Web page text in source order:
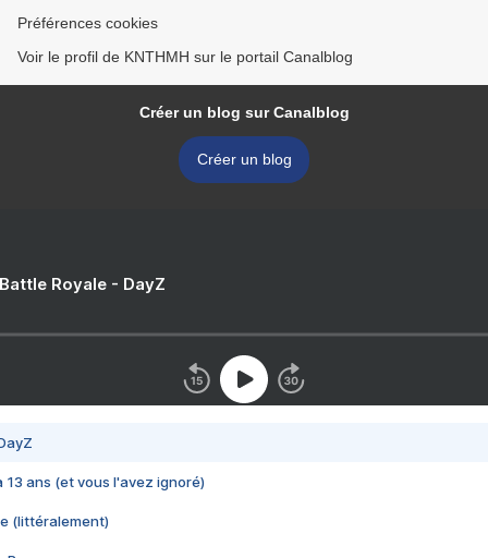
Préférences cookies
Voir le profil de KNTHMH sur le portail Canalblog
Créer un blog sur Canalblog
Créer un blog
Royale - DayZ
13 ans (et vous l'avez ignoré)
(littéralement)